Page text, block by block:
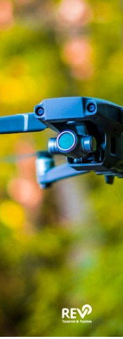
İş İmkanları
eğitimlerinin olduğunu
öğrencilere,
katılım sağlayabilir.
sonucunda artık siz de
18 bin tl arası maaşı